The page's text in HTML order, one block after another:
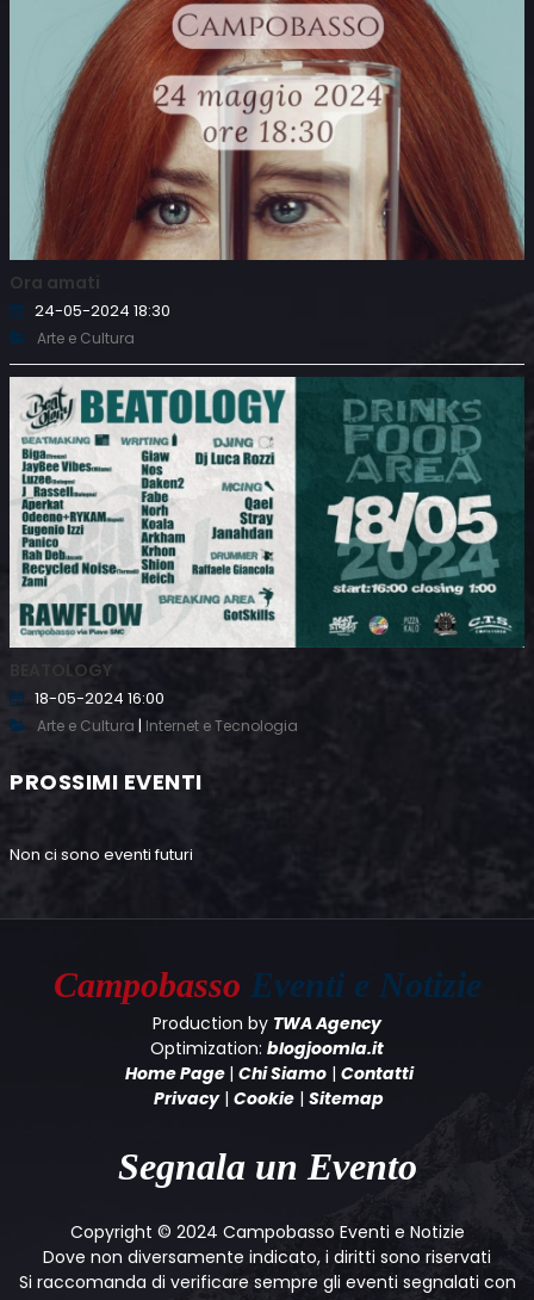
Ora amati
24-05-2024 18:30
Arte e Cultura
BEATOLOGY
18-05-2024 16:00
Arte e Cultura | Internet e Tecnologia
PROSSIMI EVENTI
Non ci sono eventi futuri
Campobasso Eventi e Notizie
Production by TWA Agency
Optimization: blogjoomla.it
Home Page | Chi Siamo| Contatti
Privacy| Cookie | Sitemap
Segnala un Evento
Copyright © 2024 Campobasso Eventi e Notizie
Dove non diversamente indicato, i diritti sono riservati
Si raccomanda di verificare sempre gli eventi segnalati con